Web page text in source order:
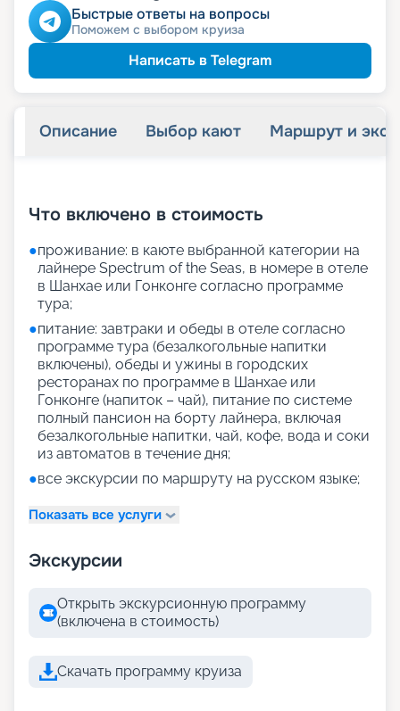
Быстрые ответы на вопросы
Поможем с выбором круиза
Написать в Telegram
Описание Выбор кают Маршрут и
Что включено в стоимость
●проживание: в каюте выбранной категории на
лайнере Spectrum of the Seas, в номере в отеле
в Шанхае или Гонконге согласно программе
тура;
●питание: завтраки и обеды в отеле согласно
программе тура (безалкогольные напитки
включены), обеды и ужины в городских
ресторанах по программе в Шанхае или
Гонконге (напиток – чай), питание по системе
полный пансион на борту лайнера, включая
безалкогольные напитки, чай, кофе, вода и соки
из автоматов в течение дня;
●все экскурсии по маршруту на русском языке;
Показать все услуги
Экскурсии
Открыть экскурсионную программу
(включена в стоимость)
Скачать программу круиза